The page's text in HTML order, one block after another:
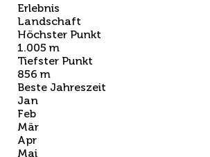
Erlebnis
Landschaft
Höchster Punkt
1.005 m
Tiefster Punkt
856 m
Beste Jahreszeit
Jan
Feb
Mär
Apr
Mai